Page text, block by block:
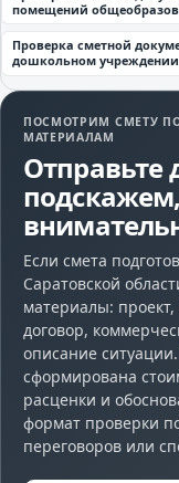
помещений
Проверка сметной
дошкольном учреждении
ПОСМОТРИМ СМЕТУ
МАТЕРИАЛАМ
Если смета
Саратовской
материалы:
договор,
описание
сформирована
расценки и
формат проверки
переговоров или